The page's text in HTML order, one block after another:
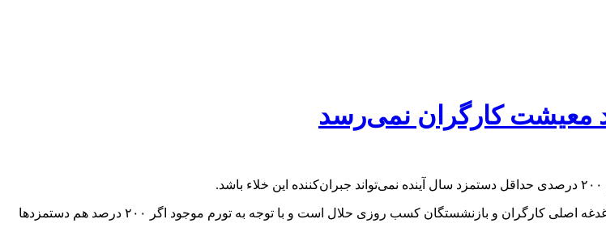
عیدعلی کریمی در دیدار با آیت اله مظفری نماینده ولی فقیه در استان گفت: دغدغه اصلی کارگران و بازنشستگان کسب روزی حلال است و با توجه به تورم موجود اگر ۲۰۰ درصد هم دستمزدها